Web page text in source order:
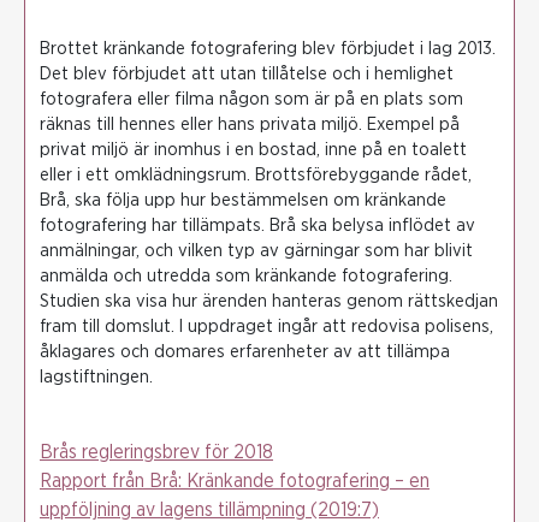
Brottet kränkande fotografering blev förbjudet i lag 2013.
Det blev förbjudet att utan tillåtelse och i hemlighet
fotografera eller filma någon som är på en plats som
räknas till hennes eller hans privata miljö. Exempel på
privat miljö är inomhus i en bostad, inne på en toalett
eller i ett omklädningsrum. Brottsförebyggande rådet,
Brå, ska följa upp hur bestämmelsen om kränkande
fotografering har tillämpats. Brå ska belysa inflödet av
anmälningar, och vilken typ av gärningar som har blivit
anmälda och utredda som kränkande fotografering.
Studien ska visa hur ärenden hanteras genom rättskedjan
fram till domslut. I uppdraget ingår att redovisa polisens,
åklagares och domares erfarenheter av att tillämpa
lagstiftningen.
Brås regleringsbrev för 2018
Rapport från Brå: Kränkande fotografering – en
uppföljning av lagens tillämpning (2019:7)